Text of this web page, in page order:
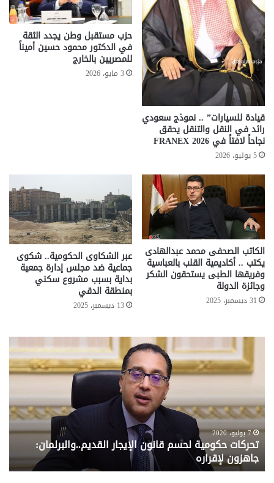
قيادة للسيارات” .. نموذج سعودي
رائد في النقل والتنقل يحقق
نجاحاً لافتاً في FRANEX 2026
5 يوليو، 2026
حزب مستقبل وطن يجدد الثقة
في الدكتور محمود حسين أميناً
للمصريين بالخارج
3 مايو، 2026
الكاتب الصحفى محمد عبدالهادى
يكتب .. أكاديمية القلب بالعباسية
وفريقها الطبى يستحقون الشكر
وجائزة الدولة
31 ديسمبر، 2025
عبر الشكاوى الحكومية.. شكوى
جماعية ضد مجلس إدارة جمعية
بداية بسبب مشروع سكني
بمنطقة الدقي
13 ديسمبر، 2025
تحركات
حكومية
لحسم
قانون
القديم..والبرلمان:
جاهزون
لإقراره
7 يوليو، 2020
تحركات حكومية لحسم قانون الإيجار القديم..والبرلمان:
جاهزون لإقراره
..
من